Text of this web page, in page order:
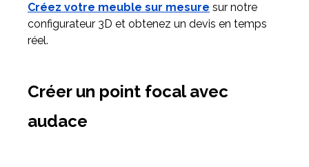
Créez votre meuble sur mesure sur notre
configurateur 3D et obtenez un devis en temps
réel.
Créer un point focal avec
audace